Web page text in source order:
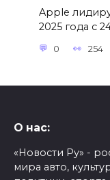
Apple
2025 года с
0 254
О нас:
«Новости Ру» -
мира авто,